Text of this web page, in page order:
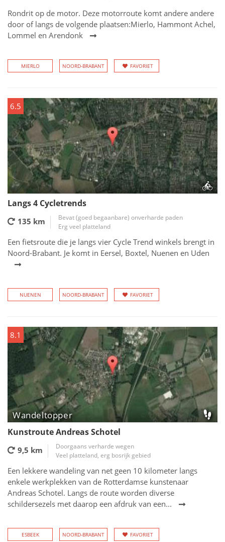
Rondrit op de motor. Deze motorroute komt andere andere
door of langs de volgende plaatsen:Mierlo, Hammont Achel,
Lommel en Arendonk
MIERLO NOORD-BRABANT FAVORIET
6.5
Langs 4 Cycletrends
135 km
Bevat (goed begaanbare) onverharde paden
Erg veel platteland
Een fietsroute die je langs vier Cycle Trend winkels brengt in
Noord-Brabant. Je komt in Eersel, Boxtel, Nuenen en Uden
NUENEN NOORD-BRABANT FAVORIET
8.1
Wandeltopper
Kunstroute Andreas Schotel
9,5 km
Doorgaans verharde wegen
Veel platteland, erg bosrijk gebied
Een lekkere wandeling van net geen 10 kilometer langs
enkele werkplekken van de Rotterdamse kunstenaar
Andreas Schotel. Langs de route worden diverse
schildersezels met daarop een afdruk van een...
ESBEEK NOORD-BRABANT FAVORIET